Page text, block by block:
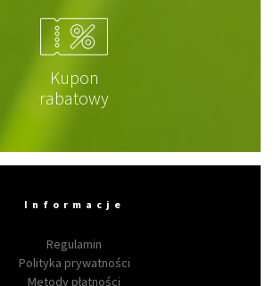
Kupon
rabatowy
Informacje
Regulamin
Polityka prywatności
Metody płatności